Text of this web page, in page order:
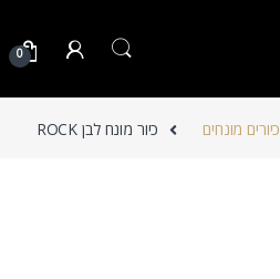
0
כיורים מונחים כיור מונח לבן ROCK